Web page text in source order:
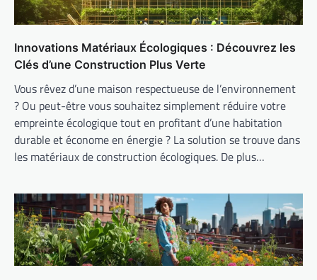
Innovations Matériaux Écologiques : Découvrez les
Clés d’une Construction Plus Verte
Vous rêvez d’une maison respectueuse de l’environnement
? Ou peut-être vous souhaitez simplement réduire votre
empreinte écologique tout en profitant d’une habitation
durable et économe en énergie ? La solution se trouve dans
les matériaux de construction écologiques. De plus…